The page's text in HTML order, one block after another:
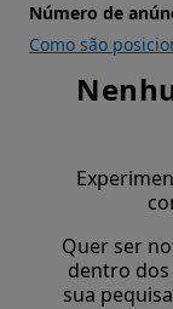
Número de
Como são
Quer ser
dentro dos
sua